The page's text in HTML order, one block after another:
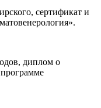
сертификат и
диплом о